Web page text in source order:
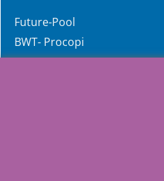
Future-Pool
BWT- Procopi